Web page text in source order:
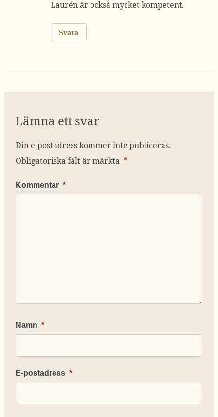
Laurén är också mycket kompetent.
Svara
Lämna ett svar
Din e-postadress kommer inte publiceras.
Obligatoriska fält är märkta *
Kommentar *
Namn *
E-postadress *